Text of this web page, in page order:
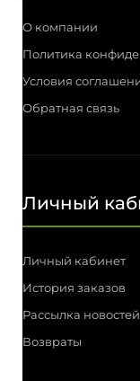
О компании
Политика
Условия
Обратная связь
Личный
Личный кабинет
История заказов
Рассылка новостей
Возвраты